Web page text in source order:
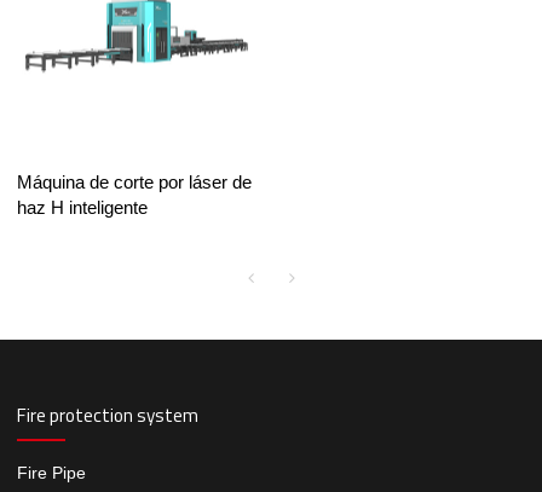
Máquina de corte por láser de
haz H inteligente
Fire protection system
Fire Pipe